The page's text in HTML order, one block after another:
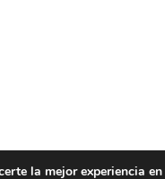
la mejor experiencia